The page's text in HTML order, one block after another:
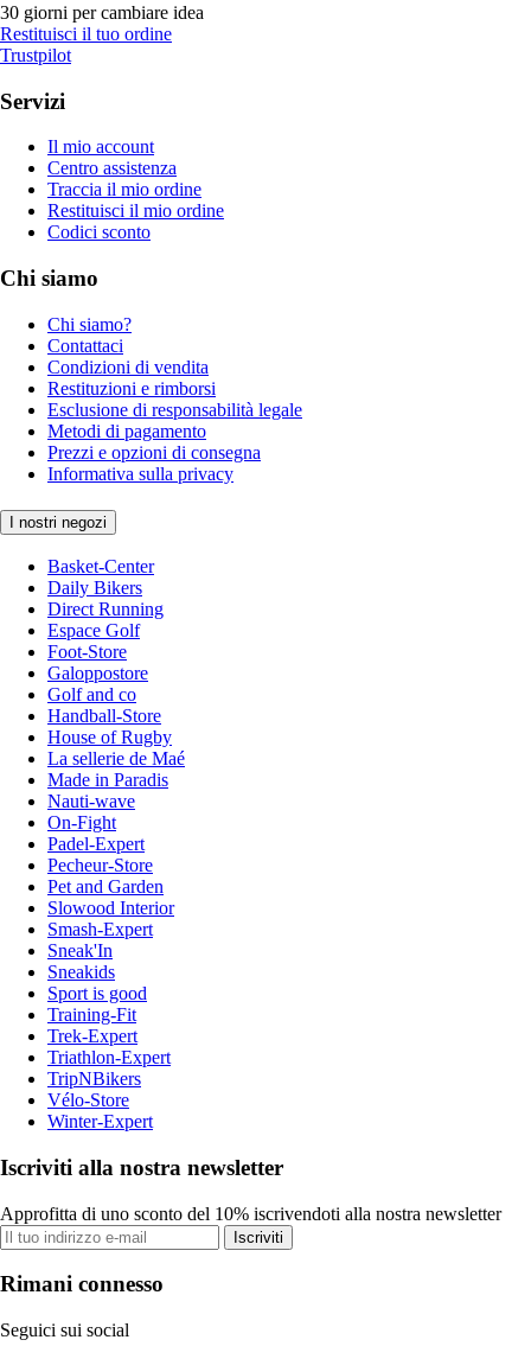
30 giorni per cambiare idea
Restituisci il tuo ordine
Trustpilot
Servizi
Il mio account
Centro assistenza
Traccia il mio ordine
Restituisci il mio ordine
Codici sconto
Chi siamo
Chi siamo?
Contattaci
Condizioni di vendita
Restituzioni e rimborsi
Esclusione di responsabilità legale
Metodi di pagamento
Prezzi e opzioni di consegna
Informativa sulla privacy
I nostri negozi
Basket-Center
Daily Bikers
Direct Running
Espace Golf
Foot-Store
Galoppostore
Golf and co
Handball-Store
House of Rugby
La sellerie de Maé
Made in Paradis
Nauti-wave
On-Fight
Padel-Expert
Pecheur-Store
Pet and Garden
Slowood Interior
Smash-Expert
Sneak'In
Sneakids
Sport is good
Training-Fit
Trek-Expert
Triathlon-Expert
TripNBikers
Vélo-Store
Winter-Expert
Iscriviti alla nostra newsletter
Approfitta di uno sconto del 10% iscrivendoti alla nostra newsletter
Iscriviti
Rimani connesso
Seguici sui social